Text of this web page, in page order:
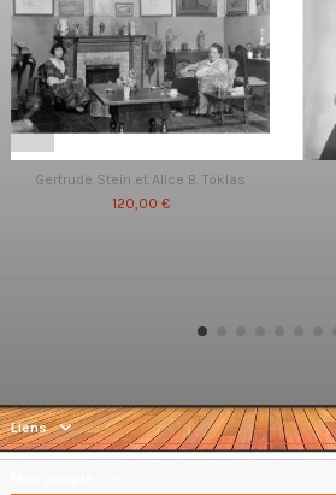
Gertrude Stein et Alice B. Toklas
120,00 €
Liens